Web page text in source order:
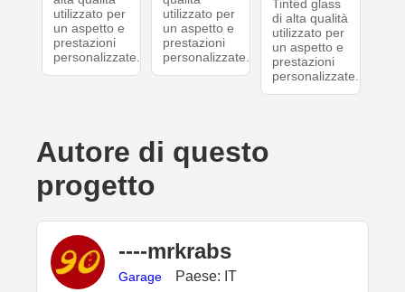
utilizzato per
un aspetto e
prestazioni
personalizzate.
utilizzato per
un aspetto e
prestazioni
personalizzate.
Tinted glass
di alta qualità
utilizzato per
un aspetto e
prestazioni
personalizzate.
Autore di questo
progetto
----mrkrabs
Garage Paese: IT